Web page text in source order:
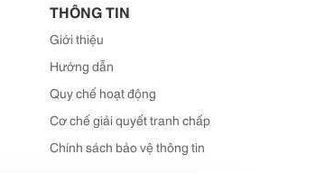
THÔNG TIN
Giới thiệu
Hướng dẫn
Quy chế hoạt động
Cơ chế giải quyết tranh chấp
Chính sách bảo vệ thông tin